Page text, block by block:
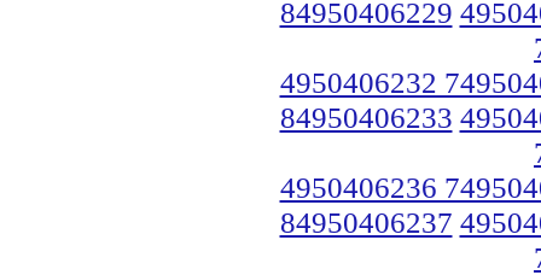
84950406229
4950406232
84950406233
4950406236
84950406237